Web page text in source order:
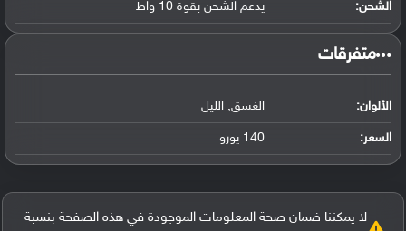
الشحن: يدعم الشحن بقوة 10 واط
‏متفرقات‏
الألوان: الغسق, الليل
السعر: 140 يورو
لا يمكننا ضمان صحة المعلومات الموجودة في هذه الصفحة بنسبة